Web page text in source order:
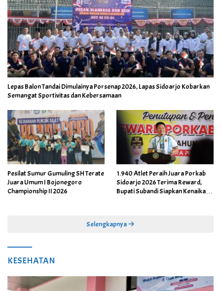
Lepas Balon Tandai Dimulainya Porsenap 2026, Lapas Sidoarjo Kobarkan
Semangat Sportivitas dan Kebersamaan
Pesilat Sumur Gumuling SH Terate
Juara Umum I Bojonegoro
Championship II 2026
1.940 Atlet Peraih Juara Porkab
Sidoarjo 2026 Terima Reward,
Bupati Subandi Siapkan Kenaikan
Selengkapnya
KESEHATAN